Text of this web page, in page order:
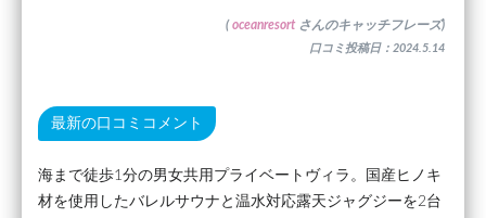
( oceanresort さんのキャッチフレーズ)
口コミ投稿日：2024.5.14
最新の口コミコメント
海まで徒歩1分の男女共用プライベートヴィラ。国産ヒノキ
材を使用したバレルサウナと温水対応露天ジャグジーを2台